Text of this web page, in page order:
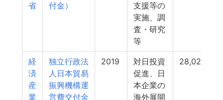
省
付金）
支援等の
実施、調
査・研究
等
経
済
産
業
独立行政法
人日本貿易
振興機構運
営費交付金
2019
対日投資
促進、日
本企業の
海外展開
28,022